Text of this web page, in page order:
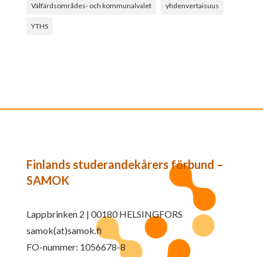
Välfärdsområdes- och kommunalvalet yhdenvertaisuus
YTHS
Finlands studerandekårers förbund –
SAMOK
Lappbrinken 2 | 00180 HELSINGFORS
samok(at)samok.fi
FO-nummer: 1056678-8